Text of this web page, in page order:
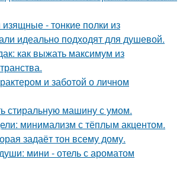
- тонкие полки из
идеально подходят для душевой.
как выжать максимум из
и заботой о личном
стиральную машину с умом.
минимализм с тёплым акцентом.
задаёт тон всему дому.
мини - отель с ароматом